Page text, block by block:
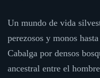
Un mundo de vida
perezosos y monos
Cabalga por densos
ancestral entre el